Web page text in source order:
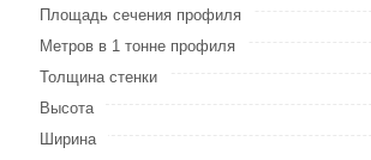
Площадь сечения профиля
Метров в 1 тонне профиля
Толщина стенки
Высота
Ширина